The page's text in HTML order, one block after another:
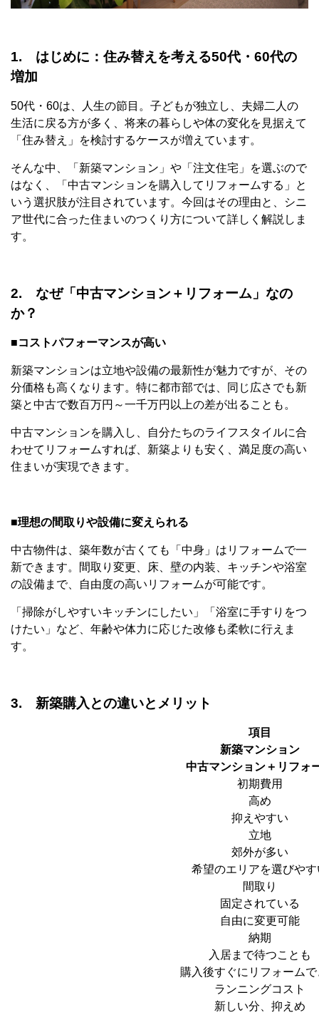
1. はじめに：住み替えを考える50代・60代の
増加
50代・60は、人生の節目。子どもが独立し、夫婦二人の
生活に戻る方が多く、将来の暮らしや体の変化を見据えて
「住み替え」を検討するケースが増えています。
そんな中、「新築マンション」や「注文住宅」を選ぶので
はなく、「中古マンションを購入してリフォームする」と
いう選択肢が注目されています。今回はその理由と、シニ
ア世代に合った住まいのつくり方について詳しく解説しま
す。
2. なぜ「中古マンション＋リフォーム」なの
か？
■コストパフォーマンスが高い
新築マンションは立地や設備の最新性が魅力ですが、その
分価格も高くなります。特に都市部では、同じ広さでも新
築と中古で数百万円～一千万円以上の差が出ることも。
中古マンションを購入し、自分たちのライフスタイルに合
わせてリフォームすれば、新築よりも安く、満足度の高い
住まいが実現できます。
■理想の間取りや設備に変えられる
中古物件は、築年数が古くても「中身」はリフォームで一
新できます。間取り変更、床、壁の内装、キッチンや浴室
の設備まで、自由度の高いリフォームが可能です。
「掃除がしやすいキッチンにしたい」「浴室に手すりをつ
けたい」など、年齢や体力に応じた改修も柔軟に行えま
す。
3. 新築購入との違いとメリット
項目
新築マンション
中古マンション＋リフォ
初期費用
高め
抑えやすい
立地
郊外が多い
希望のエリアを選びやす
間取り
固定されている
自由に変更可能
納期
入居まで待つことも
購入後すぐにリフォーム
ランニングコスト
新しい分、抑えめ